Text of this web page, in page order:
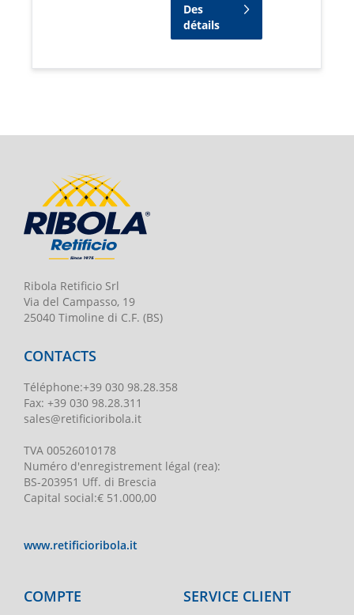
Des
détails
Ribola Retificio Srl
Via del Campasso, 19
25040 Timoline di C.F. (BS)
CONTACTS
Téléphone:+39 030 98.28.358
Fax: +39 030 98.28.311
sales@retificioribola.it
TVA 00526010178
Numéro d'enregistrement légal (rea):
BS-203951 Uff. di Brescia
Capital social:€ 51.000,00
www.retificioribola.it
COMPTE SERVICE CLIENT